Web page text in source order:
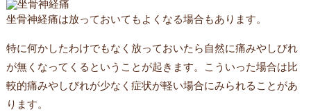
坐骨神経痛は放っておいてもよくなる場合もあります。
特に何かしたわけでもなく放っておいたら自然に痛みやしびれ
が無くなってくるということが起きます。こういった場合は比
較的痛みやしびれが少なく症状が軽い場合にみられることがあ
ります。